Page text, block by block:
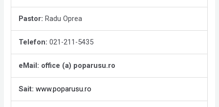
Pastor:Radu Oprea
Telefon:021-211-5435
eMail: office (a) poparusu.ro
Sait:www.poparusu.ro